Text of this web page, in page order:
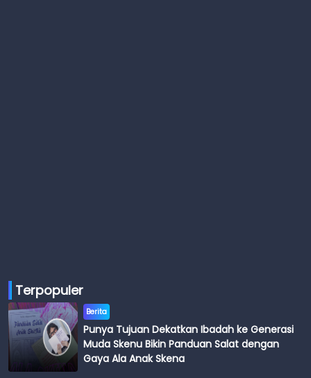
Terpopuler
Berita
Punya Tujuan Dekatkan Ibadah ke Generasi
Muda Skenu Bikin Panduan Salat dengan
Gaya Ala Anak Skena